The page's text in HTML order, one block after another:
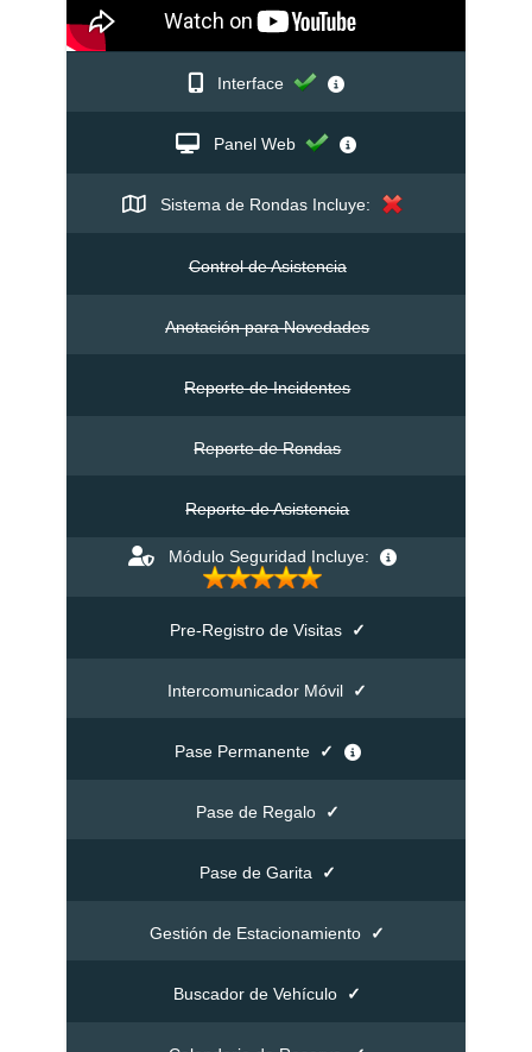
Interface
Panel Web
Sistema de Rondas Incluye:
Control de Asistencia
Anotación para Novedades
Reporte de Incidentes
Reporte de Rondas
Reporte de Asistencia
Módulo Seguridad Incluye:
Pre-Registro de Visitas ✓
Intercomunicador Móvil ✓
Pase Permanente ✓
Pase de Regalo ✓
Pase de Garita ✓
Gestión de Estacionamiento ✓
Buscador de Vehículo ✓